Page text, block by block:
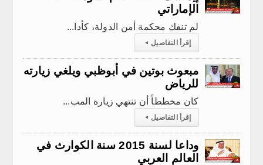
الإماراتي
لم تنفك محكمة أمن الدولة، كأدا...
إقرأ التفاصيل ◂
مبعوث بوتين في أبوظبي ويلغي زيارته
للرياض
كان مخططاً أن تنتهي زيارة المب...
إقرأ التفاصيل ◂
وداعا لسنة 2015 سنة الكوارث في
العالم العربي